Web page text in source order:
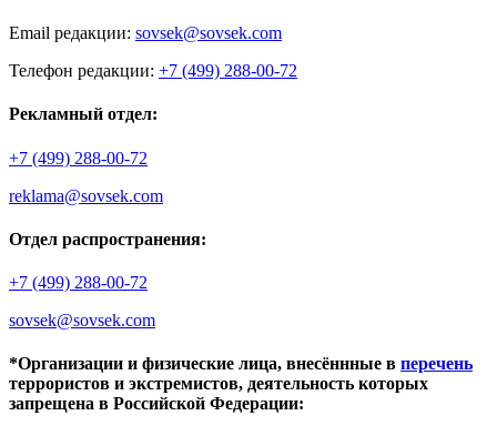
Email редакции: sovsek@sovsek.com
Телефон редакции: +7 (499) 288-00-72
Рекламный отдел:
+7 (499) 288-00-72
reklama@sovsek.com
Отдел распространения:
+7 (499) 288-00-72
sovsek@sovsek.com
*Организации и физические лица, внесённные в перечень
террористов и экстремистов, деятельность которых
запрещена в Российской Федерации: